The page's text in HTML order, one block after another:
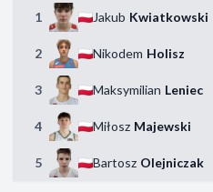
1 Jakub Kwiatkowski
2 Nikodem Holisz
3 Maksymilian Leniec
4 Miłosz Majewski
5 Bartosz Olejniczak